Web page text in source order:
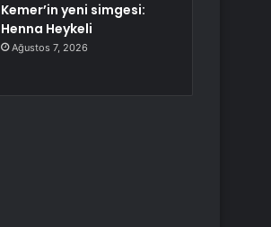
Kemer’in yeni simgesi:
Henna Heykeli
Ağustos 7, 2026